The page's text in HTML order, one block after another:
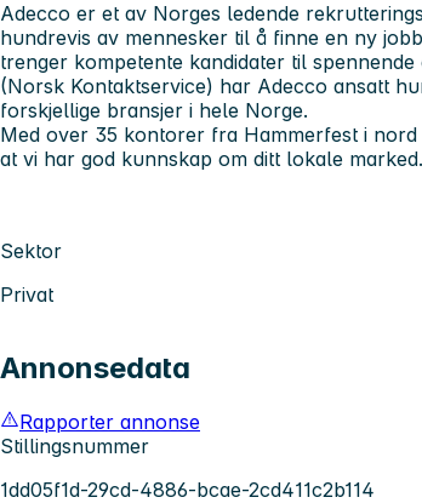
Adecco er et av Norges ledende
hundrevis av mennesker til å finne en ny
trenger kompetente kandidater til
(Norsk Kontaktservice) har Adecco ansatt
forskjellige bransjer i hele Norge.
Med over 35 kontorer fra Hammerfest i
at vi har god kunnskap om ditt lokale marked.
Sektor
Privat
Annonsedata
Rapporter annonse
Stillingsnummer
1dd05f1d-29cd-4886-bcae-2cd411c2b114